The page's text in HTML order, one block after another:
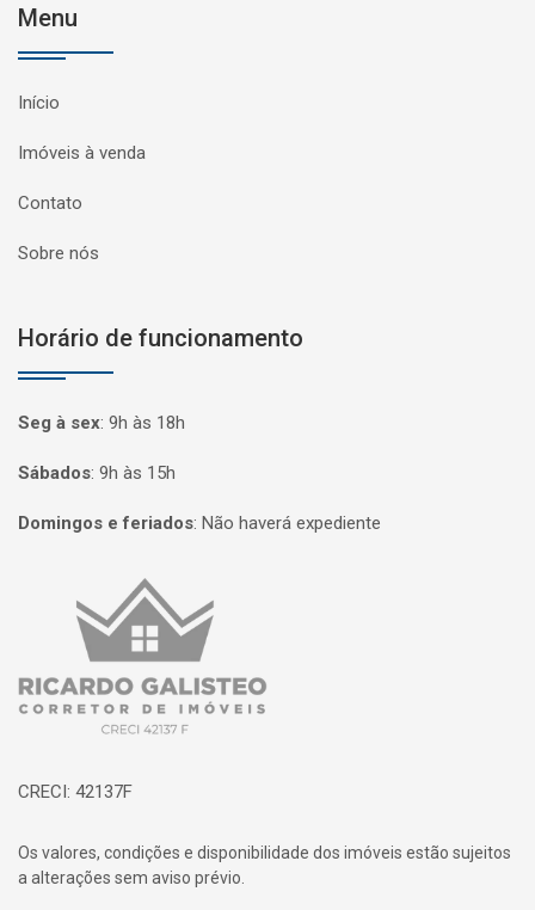
Menu
Início
Imóveis à venda
Contato
Sobre nós
Horário de funcionamento
Seg à sex: 9h às 18h
Sábados: 9h às 15h
Domingos e feriados: Não haverá expediente
Página inicial
CRECI: 42137F
Os valores, condições e disponibilidade dos imóveis estão sujeitos
a alterações sem aviso prévio.